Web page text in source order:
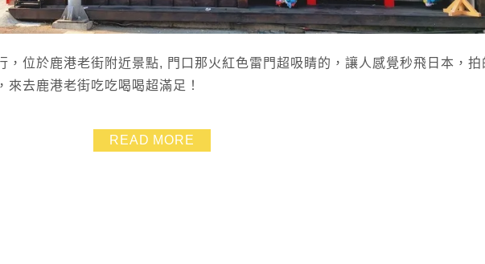
，位於鹿港老街附近景點, 門口那火紅色雷門超吸睛的，讓人感覺秒飛日本，拍
去鹿港老街吃吃喝喝超滿足！
READ MORE